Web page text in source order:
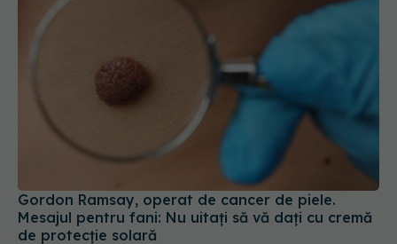
Gordon Ramsay, operat de cancer de piele.
Mesajul pentru fani: Nu uitaţi să vă daţi cu cremă
de protecţie solară